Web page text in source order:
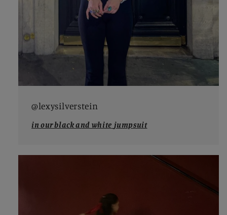
@lexysilverstein
in our black and white jumpsuit